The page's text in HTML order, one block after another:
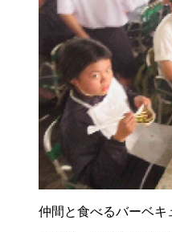
仲間と食べるバーベキ